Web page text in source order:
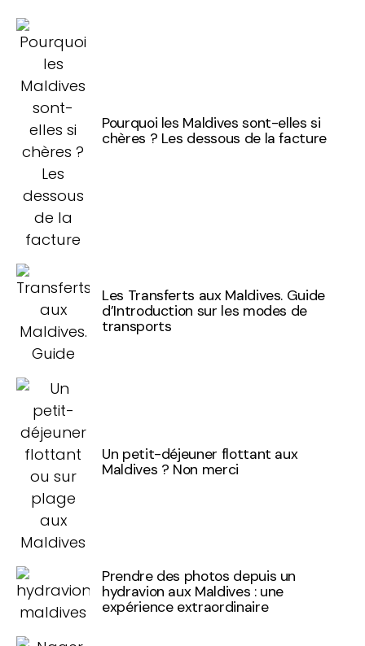
Pourquoi les Maldives sont-elles si
chères ? Les dessous de la facture
Les Transferts aux Maldives. Guide
d’Introduction sur les modes de
transports
Un petit-déjeuner flottant aux
Maldives ? Non merci
Prendre des photos depuis un
hydravion aux Maldives : une
expérience extraordinaire